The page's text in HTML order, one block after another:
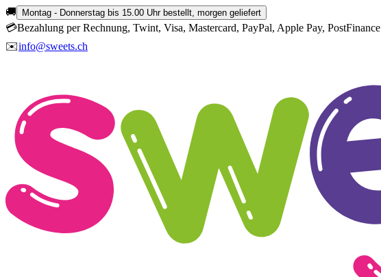
🚚 Montag - Donnerstag bis 15.00 Uhr bestellt, morgen geliefert
💳Bezahlung per Rechnung, Twint, Visa, Mastercard, PayPal, Apple Pay, PostFinance
✉️info@sweets.ch